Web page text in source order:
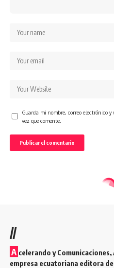
Guarda mi nombre, correo electrónico
vez que comente.
//
A celerando y Comunicaciones,
empresa ecuatoriana editora de